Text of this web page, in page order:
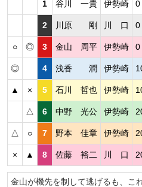
1 谷川 一貴 伊勢崎 0
2 川原 剛 川 口 0
○ ◎ 3 金山 周平 伊勢崎 0
◎ 4 浅香 潤 伊勢崎
▲ × 5 石川 哲也 伊勢崎
△ 6 中野 光公 伊勢崎
△ ○ 7 野本 佳章 伊勢崎
× ▲ 8 佐藤 裕二 川 口
金山が機先を制して逃げるも、こ